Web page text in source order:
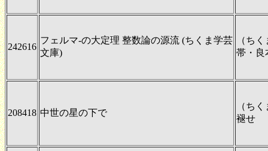
242616
フェルマ-の大定理 整数論の源流 (ちくま学芸
文庫)
（ち
帯・良
208418 中世の星の下で
（ち
褪せ